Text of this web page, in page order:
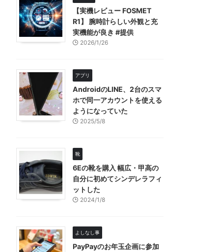
【実機レビュー FOSMET
R1】 腕時計らしい外観と充
実機能が良き #提供
2026/1/26
アプリ
AndroidのLINE、2台のスマ
ホで同一アカウントを使える
ようになっていた
2025/5/8
靴
6Eの靴を購入 幅広・甲高の
自分に初めてシンデレラフィ
ットした
2024/1/8
よしなし事
PayPayのお年玉企画に参加